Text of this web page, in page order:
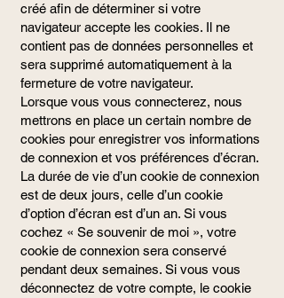
créé afin de déterminer si votre
navigateur accepte les cookies. Il ne
contient pas de données personnelles et
sera supprimé automatiquement à la
fermeture de votre navigateur.
Lorsque vous vous connecterez, nous
mettrons en place un certain nombre de
cookies pour enregistrer vos informations
de connexion et vos préférences d’écran.
La durée de vie d’un cookie de connexion
est de deux jours, celle d’un cookie
d’option d’écran est d’un an. Si vous
cochez « Se souvenir de moi », votre
cookie de connexion sera conservé
pendant deux semaines. Si vous vous
déconnectez de votre compte, le cookie